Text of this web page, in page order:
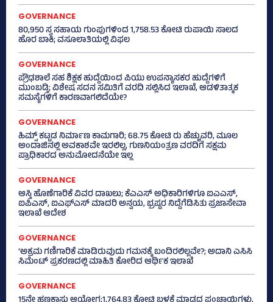
GOVERNANCE
80,950 ಸ್ವ ಸಹಾಯ ಗುಂಪುಗಳಿಂದ 1,758.53 ಕೋಟಿ ರುಪಾಯಿ ಸಾಲದ
ಹೊರ ಬಾಕಿ; ವಸೂಲಾತಿಯಲ್ಲಿ ವಿಫಲ
GOVERNANCE
ಪ್ರೌಢಶಾಲೆ ಸಹ ಶಿಕ್ಷಕ ಹುದ್ದೆಯಿಂದ ಪಿಯು ಉಪನ್ಯಾಸಕರ ಹುದ್ದೆಗಳಿಗೆ
ಮುಂಬಡ್ತಿ; ವಿಶೇಷ ಸದನ ಸಮಿತಿಗೆ ವರದಿ ಸಲ್ಲಿಸಿದ ಇಲಾಖೆ, ಆಡಳಿತಾತ್ಮಕ
ಸಮಸ್ಯೆಗಳಿಗೆ ಕಾರಣವಾಗಲಿದೆಯೇ?
GOVERNANCE
ಹಿಮ್ಸ್‌ ಕಟ್ಟಡ ನಿರ್ಮಾಣ ಕಾಮಗಾರಿ; 68.75 ಕೋಟಿ ರು ಹೆಚ್ಚುವರಿ, ಮೂಲ
ಅಂದಾಜಿನಲ್ಲಿ ಅವಕಾಶವೇ ಇರಲಿಲ್ಲ, ಗುಣನಿಯಂತ್ರಣ ವರದಿಗೆ ಸಕ್ಷಮ
ಪ್ರಾಧಿಕಾರದ ಅನುಮೋದನೆಯೇ ಇಲ್ಲ
GOVERNANCE
ಆಸ್ತಿ ಹೊಣೆಗಾರಿಕೆ ವಿವರ ದಾಖಲು; ಕೆಎಎಸ್ ಅಧಿಕಾರಿಗಳಿಗೂ ಐಎಎಸ್‌,
ಐಪಿಎಸ್‌, ಐಎಫ್‌ಎಸ್‌ ಮಾದರಿ ಅನ್ವಯ, ಭ್ರಷ್ಟರ ನಿದ್ದೆಗೆಡಿಸಿತು ಪ್ರಜಾಸೇವಾ
ಇಲಾಖೆ ಆದೇಶ
GOVERNANCE
‘ಅಕ್ರಮ ಗಣಿಗಾರಿಕೆ ಮಾಡಿರುವುದು ಗಮನಕ್ಕೆ ಬಂದಿರಲಿಲ್ಲವೇ?; ಅದಾನಿ ಎಸಿಸಿ
ಸಿಮೆಂಟ್ ಪ್ರಕರಣದಲ್ಲಿ ಮಾಹಿತಿ ಕೋರಿದ ಆರ್ಥಿಕ ಇಲಾಖೆ
GOVERNANCE